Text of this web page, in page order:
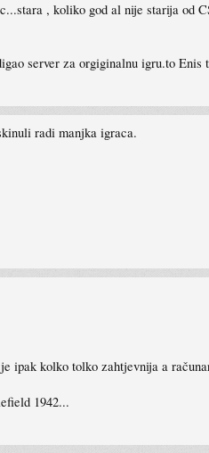
, koliko god al nije starija od
server za orgiginalnu igru.to
radi manjka igraca.
ipak kolko tolko zahtjevnija a
1942...